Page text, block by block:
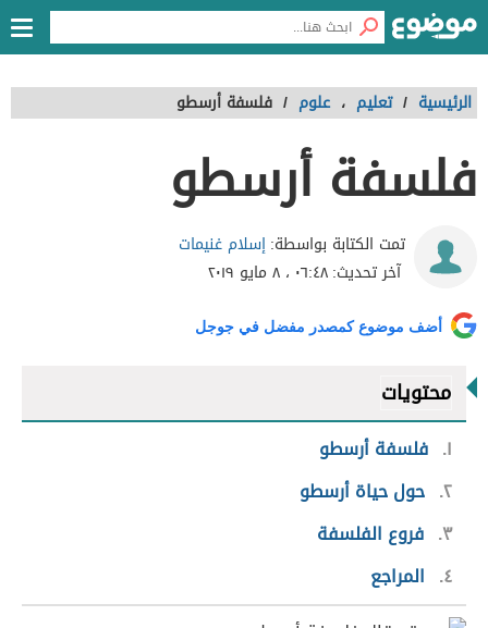
الرئيسية / تعليم ، علوم / فلسفة أرسطو
فلسفة أرسطو
تمت الكتابة بواسطة:إسلام غنيمات
آخر تحديث:٠٦:٤٨ ، ٨ مايو ٢٠١٩
أضف موضوع كمصدر مفضل في جوجل
محتويات
١ فلسفة أرسطو
٢ حول حياة أرسطو
٣ فروع الفلسفة
٤
المراجع